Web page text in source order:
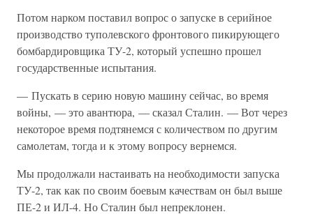
Потом нарком поставил вопрос о запуске в серийное
производство туполевского фронтового пикирующего
бомбардировщика ТУ-2, который успешно прошел
государственные испытания.
— Пускать в серию новую машину сейчас, во время
войны, — это авантюра, — сказал Сталин. — Вот через
некоторое время подтянемся с количеством по другим
самолетам, тогда и к этому вопросу вернемся.
Мы продолжали настаивать на необходимости запуска
ТУ-2, так как по своим боевым качествам он был выше
ПЕ-2 и ИЛ-4. Но Сталин был непреклонен.